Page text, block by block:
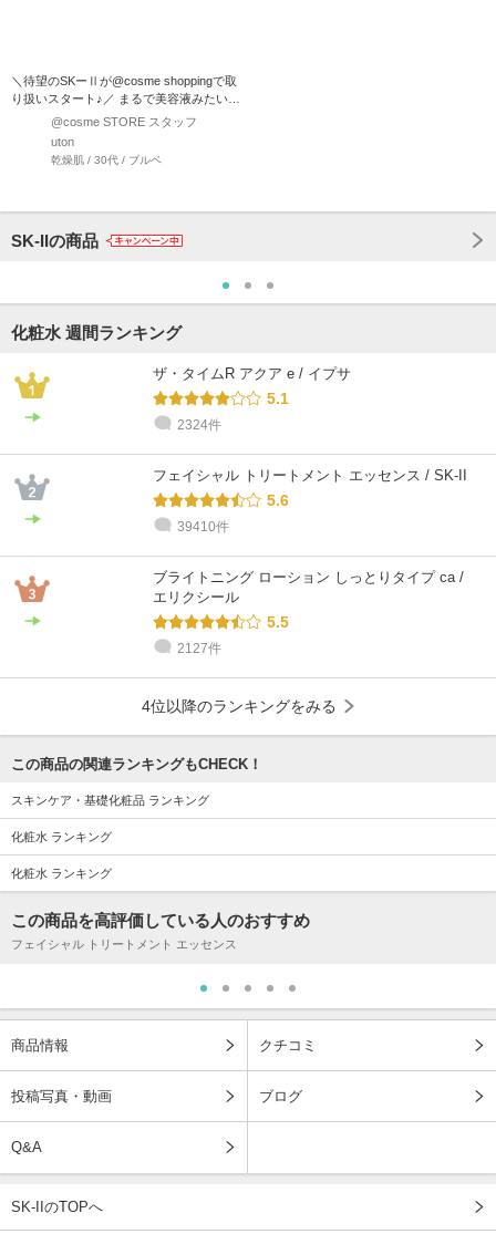
＼待望のSKーⅡが@cosme shoppingで取
り扱いスタート♪／ まるで美容液みたいな
@cosme STORE スタッフ
uton
乾燥肌 / 30代 / ブルベ
SK-IIの商品
化粧水 週間ランキング
ザ・タイムR アクア e / イプサ
5.1
2324件
フェイシャル トリートメント エッセンス / SK-II
5.6
39410件
ブライトニング ローション しっとりタイプ ca /
エリクシール
5.5
2127件
4位以降のランキングをみる
この商品の関連ランキングもCHECK！
スキンケア・基礎化粧品 ランキング
化粧水 ランキング
化粧水 ランキング
この商品を高評価している人のおすすめ
フェイシャル トリートメント エッセンス
商品情報 クチコミ
投稿写真・動画 ブログ
Q&A
SK-IIのTOPへ